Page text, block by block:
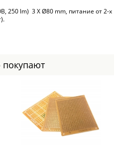
250 lm) 3 X Ø80 mm, питание от 2-х
покупают